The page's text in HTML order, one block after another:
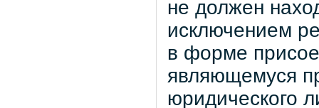
не должен
исключением
в форме
являющемуся
юридического